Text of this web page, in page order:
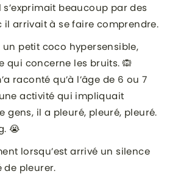
s’exprimait beaucoup par des
il arrivait à se faire comprendre.
un petit coco hypersensible,
qui concerne les bruits. 🙉
raconté qu’à l’âge de 6 ou 7
activité qui impliquait
gens, il a pleuré, pleuré, pleuré.
😭
lorsqu’est arrivé un silence
de pleurer.